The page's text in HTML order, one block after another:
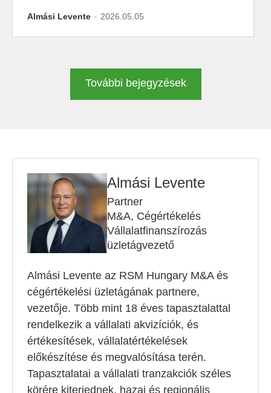
Almási Levente 2026.05.05
További bejegyzések
Almási Levente
Partner
M&A, Cégértékelés
Vállalatfinanszírozás
üzletágvezető
Almási Levente az RSM Hungary M&A és
cégértékelési üzletágának partnere,
vezetője. Több mint 18 éves tapasztalattal
rendelkezik a vállalati akvizíciók, és
értékesítések, vállalatértékelések
előkészítése és megvalósítása terén.
Tapasztalatai a vállalati tranzakciók széles
körére kiterjednek, hazai és regionális